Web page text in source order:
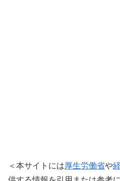
＜本サイトには厚生労働省や